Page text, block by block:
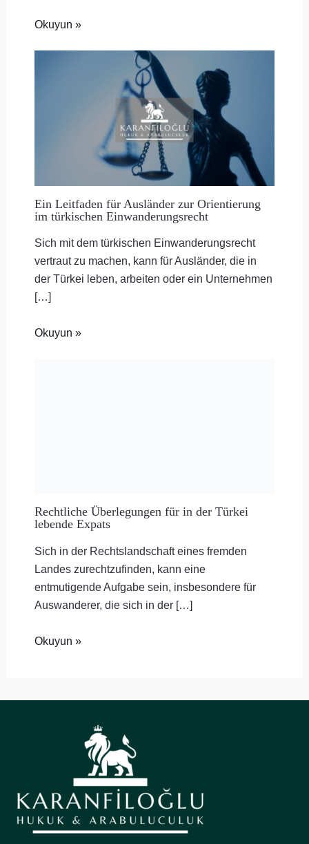
Okuyun »
Ein Leitfaden für Ausländer zur Orientierung
im türkischen Einwanderungsrecht
Sich mit dem türkischen Einwanderungsrecht
vertraut zu machen, kann für Ausländer, die in
der Türkei leben, arbeiten oder ein Unternehmen
[…]
Okuyun »
Rechtliche Überlegungen für in der Türkei
lebende Expats
Sich in der Rechtslandschaft eines fremden
Landes zurechtzufinden, kann eine
entmutigende Aufgabe sein, insbesondere für
Auswanderer, die sich in der […]
Okuyun »